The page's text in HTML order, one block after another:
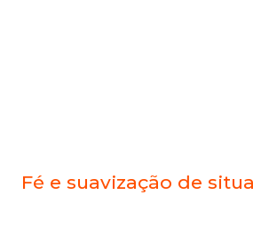
Fé e suavização de